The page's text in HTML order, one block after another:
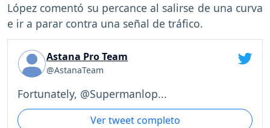
López comentó su percance al salirse de una curva
e ir a parar contra una señal de tráfico.
Astana Pro Team
@AstanaTeam
Fortunately, @Supermanlop...
Ver tweet completo